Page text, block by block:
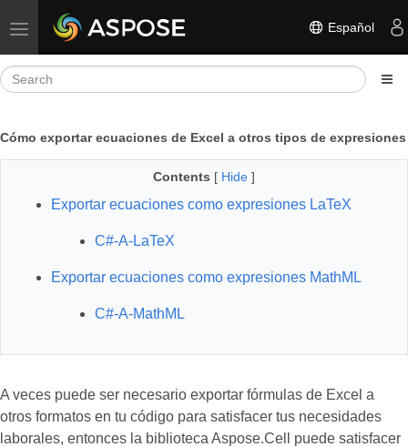
Toggle navigation Español
Cómo exportar ecuaciones de Excel a otros tipos de expresiones
Contents [ Hide ]
Exportar ecuaciones como expresiones LaTeX
C#-A-LaTeX
Exportar ecuaciones como expresiones MathML
C#-A-MathML
A veces puede ser necesario exportar fórmulas de Excel a
otros formatos en tu código para satisfacer tus necesidades
laborales, entonces la biblioteca Aspose.Cell puede satisfacer